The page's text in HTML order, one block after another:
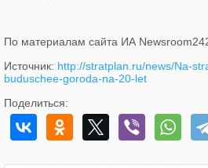
По материалам сайта ИА Newsroom24
Источник: http://stratplan.ru/news/Na-
buduschee-goroda-na-20-let
Поделиться: